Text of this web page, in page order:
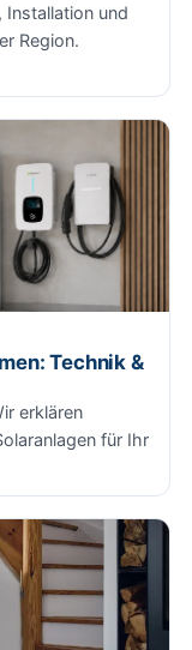
Installation und
Region.
Technik &
erklären
für Ihr